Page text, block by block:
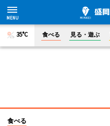
35°C 食べる 見る・遊ぶ
食べる